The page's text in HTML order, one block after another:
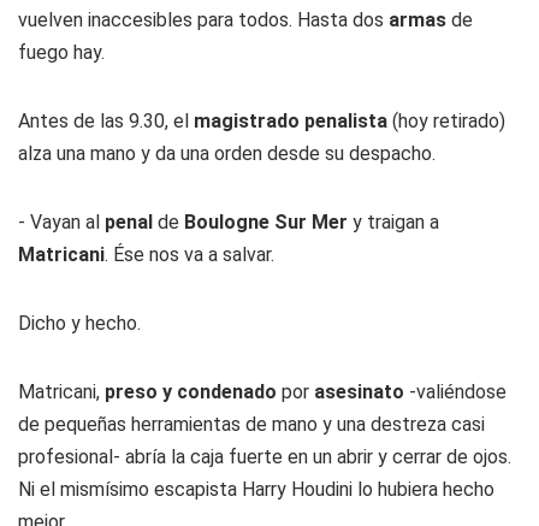
vuelven inaccesibles para todos. Hasta dos armas de
fuego hay.
Antes de las 9.30, el magistrado penalista (hoy retirado)
alza una mano y da una orden desde su despacho.
- Vayan al penal de Boulogne Sur Mer y traigan a
Matricani. Ése nos va a salvar.
Dicho y hecho.
Matricani, preso y condenado por asesinato -valiéndose
de pequeñas herramientas de mano y una destreza casi
profesional- abría la caja fuerte en un abrir y cerrar de ojos.
Ni el mismísimo escapista Harry Houdini lo hubiera hecho